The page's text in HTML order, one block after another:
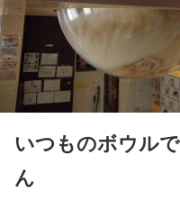
いつものボウル
ん